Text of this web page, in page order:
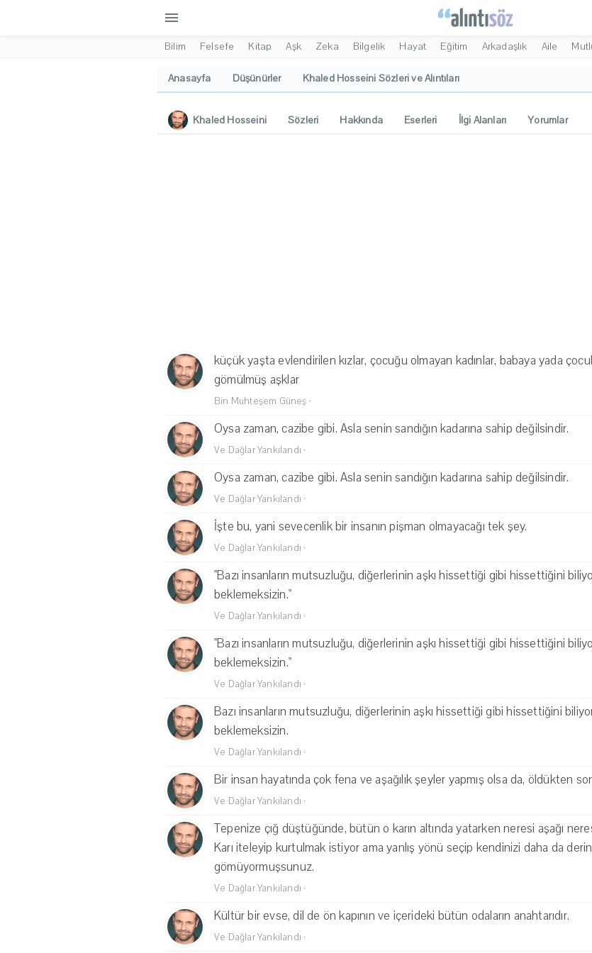
menu
Bilim Felsefe Kitap Aşk Zeka Bilgelik Hayat Eğitim Arkadaşlık Aile
Anasayfa Düşünürler Khaled Hosseini Sözleri ve Alıntıları
Khaled Hosseini Sözleri Hakkında Eserleri İlgi Alanları Yorumlar
küçük yaşta evlendirilen kızlar, çocuğu olmayan kadınlar, babaya yada
gömülmüş aşklar
Bin Muhteşem Güneş ·
Oysa zaman, cazibe gibi. Asla senin sandığın kadarına sahip değilsindir.
Ve Dağlar Yankılandı ·
Oysa zaman, cazibe gibi. Asla senin sandığın kadarına sahip değilsindir.
Ve Dağlar Yankılandı ·
İşte bu, yani sevecenlik bir insanın pişman olmayacağı tek şey.
Ve Dağlar Yankılandı ·
"Bazı insanların mutsuzluğu, diğerlerinin aşkı hissettiği gibi hissettiğini
beklemeksizin."
Ve Dağlar Yankılandı ·
"Bazı insanların mutsuzluğu, diğerlerinin aşkı hissettiği gibi hissettiğini
beklemeksizin."
Ve Dağlar Yankılandı ·
Bazı insanların mutsuzluğu, diğerlerinin aşkı hissettiği gibi hissettiğini
beklemeksizin.
Ve Dağlar Yankılandı ·
Bir insan hayatında çok fena ve aşağılık şeyler yapmış olsa da, öldükten
Ve Dağlar Yankılandı ·
Tepenize çığ düştüğünde, bütün o karın altında yatarken neresi aşağı
Karı iteleyip kurtulmak istiyor ama yanlış yönü seçip kendinizi daha da
gömüyormuşsunuz.
Ve Dağlar Yankılandı ·
Kültür bir evse, dil de ön kapının ve içerideki bütün odaların anahtarıdır.
Ve Dağlar Yankılandı ·